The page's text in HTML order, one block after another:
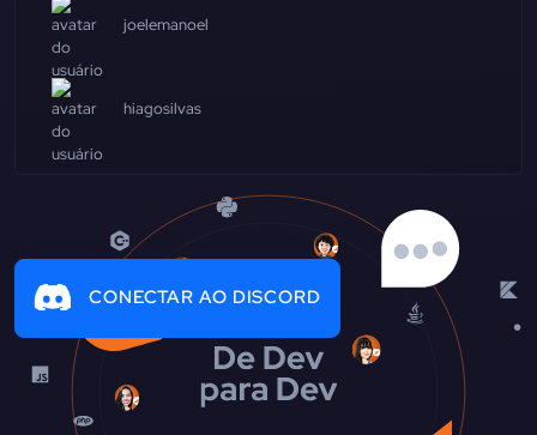
joelemanoel
hiagosilvas
CONECTAR AO DISCORD